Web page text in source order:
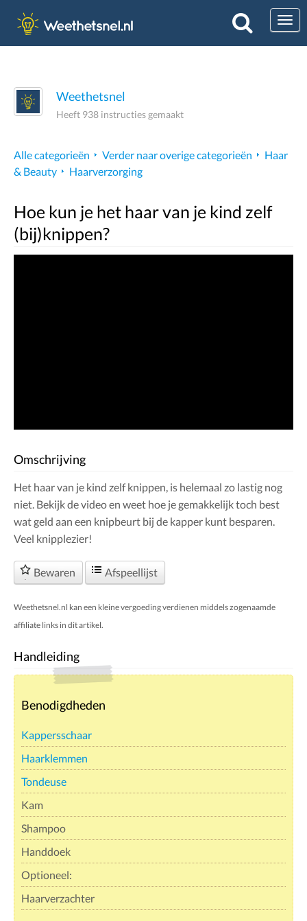
Weethetsnel
Heeft 938 instructies gemaakt
Alle categorieën Verder naar overige categorieën
Haar
& Beauty
Haarverzorging
Hoe kun je het haar van je kind zelf
(bij)knippen?
Omschrijving
Het haar van je kind zelf knippen, is helemaal zo lastig nog
niet. Bekijk de video en weet hoe je gemakkelijk toch best
wat geld aan een knipbeurt bij de kapper kunt besparen.
Veel knipplezier!
Bewaren Afspeellijst
Weethetsnel.nl kan een kleine vergoeding verdienen middels zogenaamde
affiliate links in dit artikel.
Handleiding
Benodigdheden
Kappersschaar
Haarklemmen
Tondeuse
Kam
Shampoo
Handdoek
Optioneel:
Haarverzachter